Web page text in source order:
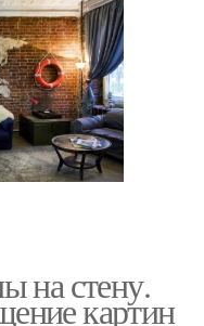
на стену.
картин